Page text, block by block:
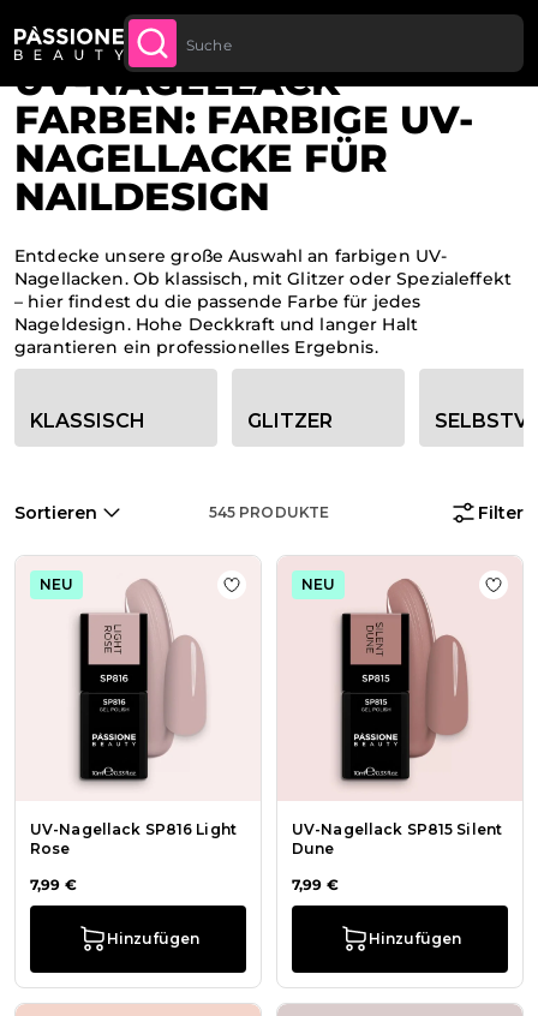
Bis zu 20 € Rabatt auf deine erste
Bestellung
SPRINGEN
Brotkrümel
Home UV Nagellacke
UV-NAGELLACK
FARBEN: FARBIGE UV-
NAGELLACKE FÜR
NAILDESIGN
Entdecke unsere große Auswahl an farbigen UV-
Nagellacken. Ob klassisch, mit Glitzer oder Spezialeffekt
– hier findest du die passende Farbe für jedes
Nageldesign. Hohe Deckkraft und langer Halt
garantieren ein professionelles Ergebnis.
Kategorie-Filteroptionen
KLASSISCH GLITZER
Sortieren 545 PRODUKTE Filter
NEU
UV-Nagellack SP816 Light
Rose
7,99 €
Hinzufügen
Zur Wunschliste hinzufügen UV-
NEU
UV-Nagellack SP815 Silent
Dune
7,99 €
Hinzufügen
Zur